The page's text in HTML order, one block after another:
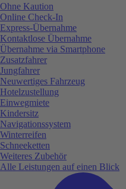
Ohne Kaution
Online Check-In
Express-Übernahme
Kontaktlose Übernahme
Übernahme via Smartphone
Zusatzfahrer
Jungfahrer
Neuwertiges Fahrzeug
Hotelzustellung
Einwegmiete
Kindersitz
Navigationssystem
Winterreifen
Schneeketten
Weiteres Zubehör
Alle Leistungen auf einen Blick